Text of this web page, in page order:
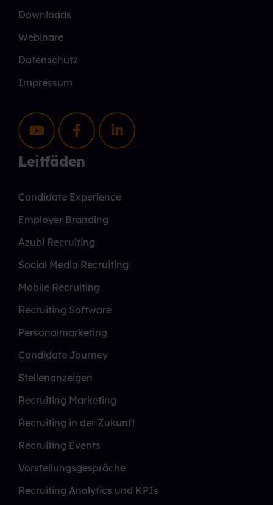
Downloads
Webinare
Datenschutz
Impressum
Leitfäden
Candidate Experience
Employer Branding
Azubi Recruiting
Social Media Recruiting
Mobile Recruiting
Recruiting Software
Personalmarketing
Candidate Journey
Stellenanzeigen
Recruiting Marketing
Recruiting in der Zukunft
Recruiting Events
Vorstellungsgespräche
Recruiting Analytics und KPIs